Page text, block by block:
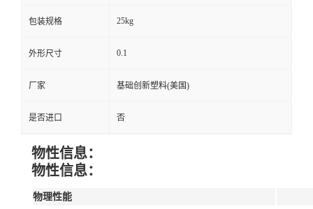
包装规格 25kg
外形尺寸 0.1
厂家 基础创新塑料(美国)
是否进口 否
物性信息：
物性信息：
物理性能